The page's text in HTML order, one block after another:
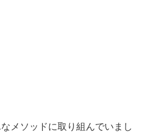
メソッドに取り組んでいまし